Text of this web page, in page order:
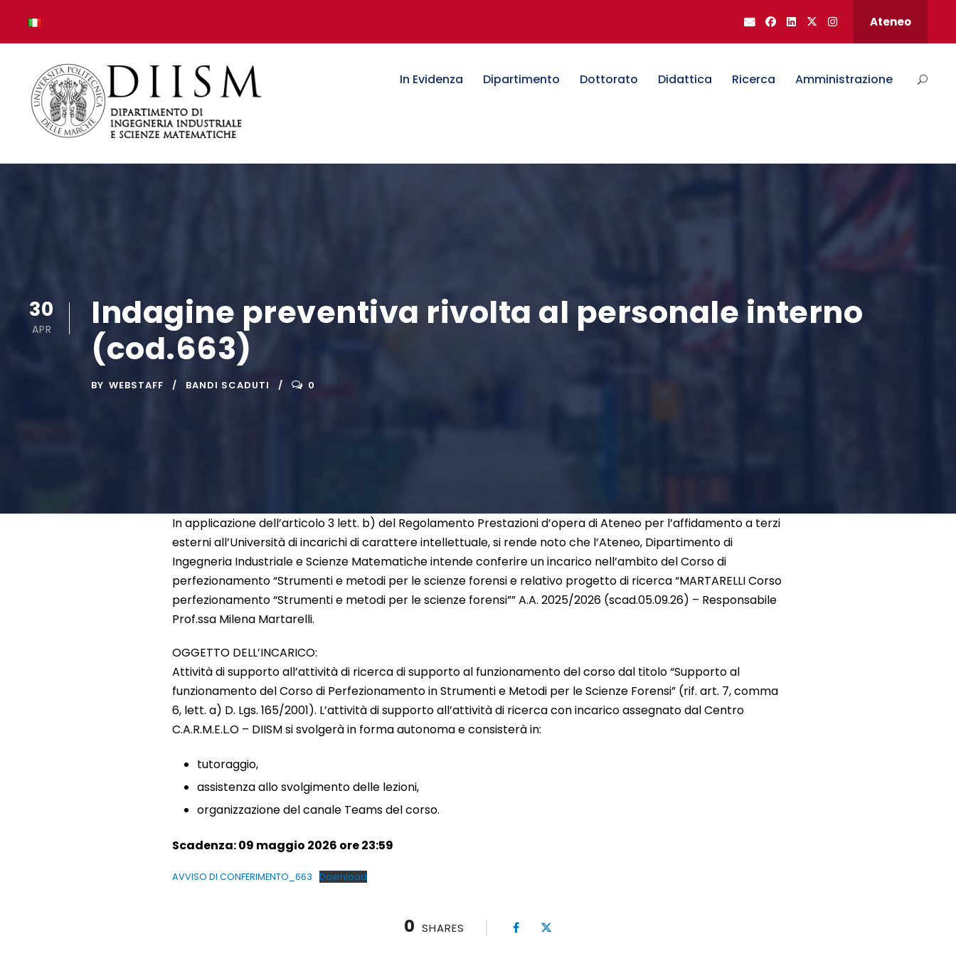
Ateneo
In Evidenza Dipartimento Dottorato Didattica Ricerca Amministrazione
30
APR
Indagine preventiva rivolta al personale interno
(cod.663)
BY WEBSTAFF BANDI SCADUTI 0
In applicazione dell’articolo 3 lett. b) del Regolamento Prestazioni d’opera di Ateneo per l’affidamento a terzi
esterni all’Università di incarichi di carattere intellettuale, si rende noto che l’Ateneo, Dipartimento di
Ingegneria Industriale e Scienze Matematiche intende conferire un incarico nell’ambito del Corso di
perfezionamento “Strumenti e metodi per le scienze forensi e relativo progetto di ricerca “MARTARELLI Corso
perfezionamento “Strumenti e metodi per le scienze forensi”” A.A. 2025/2026 (scad.05.09.26) – Responsabile
Prof.ssa Milena Martarelli.
OGGETTO DELL’INCARICO:
Attività di supporto all’attività di ricerca di supporto al funzionamento del corso dal titolo “Supporto al
funzionamento del Corso di Perfezionamento in Strumenti e Metodi per le Scienze Forensi” (rif. art. 7, comma
6, lett. a) D. Lgs. 165/2001). L’attività di supporto all’attività di ricerca con incarico assegnato dal Centro
C.A.R.M.E.L.O – DIISM si svolgerà in forma autonoma e consisterà in:
tutoraggio,
assistenza allo svolgimento delle lezioni,
organizzazione del canale Teams del corso.
Scadenza: 09 maggio 2026 ore 23:59
AVVISO DI CONFERIMENTO_663 Download
0 SHARES